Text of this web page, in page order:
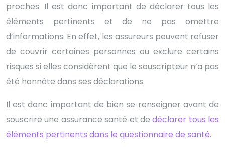
proches. Il est donc important de déclarer tous les
éléments pertinents et de ne pas omettre
d’informations. En effet, les assureurs peuvent refuser
de couvrir certaines personnes ou exclure certains
risques si elles considèrent que le souscripteur n’a pas
été honnête dans ses déclarations.
Il est donc important de bien se renseigner avant de
souscrire une assurance santé et dedéclarer tous les
éléments pertinents dans le questionnaire de santé.